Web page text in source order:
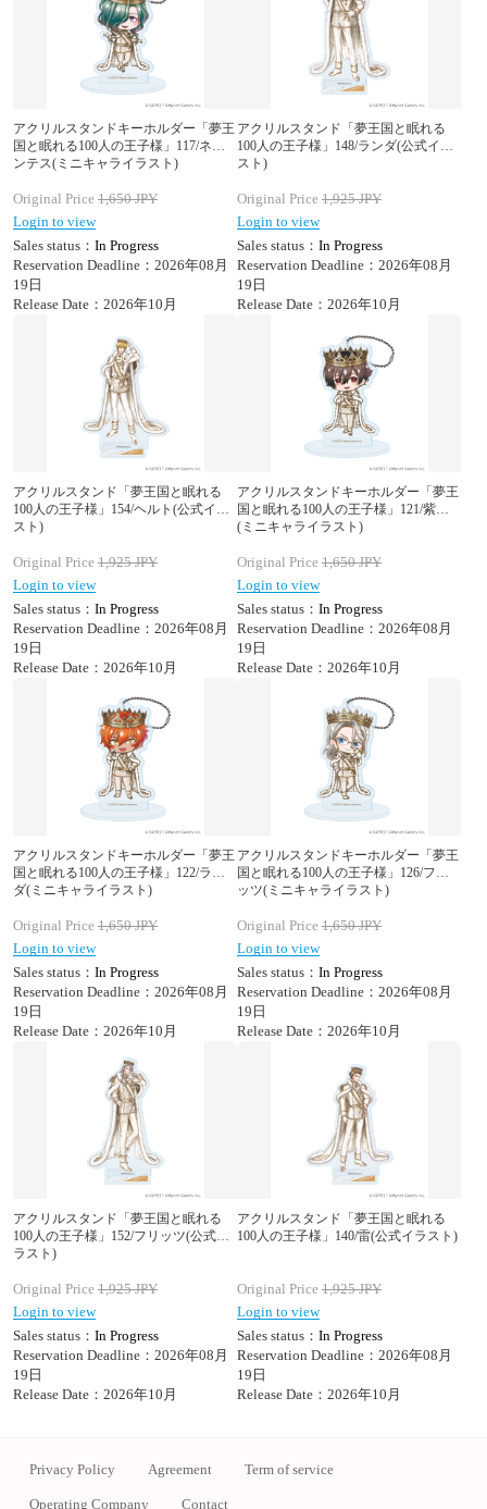
アクリルスタンドキーホルダー「夢王
国と眠れる100人の王子様」117/ネペ
ンテス(ミニキャライラスト)
Original Price 1,650JPY
Login to view
Sales status： In Progress
Reservation Deadline：2026年08月
19日
Release Date：2026年10月
アクリルスタンド「夢王国と眠れる
100人の王子様」148/ランダ(公式イラ
スト)
Original Price 1,925JPY
Login to view
Sales status： In Progress
Reservation Deadline：2026年08月
19日
Release Date：2026年10月
アクリルスタンド「夢王国と眠れる
100人の王子様」154/ヘルト(公式イラ
スト)
Original Price 1,925JPY
Login to view
Sales status： In Progress
Reservation Deadline：2026年08月
19日
Release Date：2026年10月
アクリルスタンドキーホルダー「夢王
国と眠れる100人の王子様」121/紫雨
(ミニキャライラスト)
Original Price 1,650JPY
Login to view
Sales status： In Progress
Reservation Deadline：2026年08月
19日
Release Date：2026年10月
アクリルスタンドキーホルダー「夢王
国と眠れる100人の王子様」122/ラン
ダ(ミニキャライラスト)
Original Price 1,650JPY
Login to view
Sales status： In Progress
Reservation Deadline：2026年08月
19日
Release Date：2026年10月
アクリルスタンドキーホルダー「夢王
国と眠れる100人の王子様」126/フリ
ッツ(ミニキャライラスト)
Original Price 1,650JPY
Login to view
Sales status： In Progress
Reservation Deadline：2026年08月
19日
Release Date：2026年10月
アクリルスタンド「夢王国と眠れる
100人の王子様」152/フリッツ(公式イ
ラスト)
Original Price 1,925JPY
Login to view
Sales status： In Progress
Reservation Deadline：2026年08月
19日
Release Date：2026年10月
アクリルスタンド「夢王国と眠れる
100人の王子様」140/雷(公式イラスト)
Original Price 1,925JPY
Login to view
Sales status： In Progress
Reservation Deadline：2026年08月
19日
Release Date：2026年10月
Privacy Policy Agreement Term of service
Operating Company Contact